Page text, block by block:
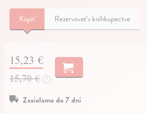
Kúpiť Rezervovať v kníhkupectve
15,23 €
15,70 € ?
Zasielame do 7 dní